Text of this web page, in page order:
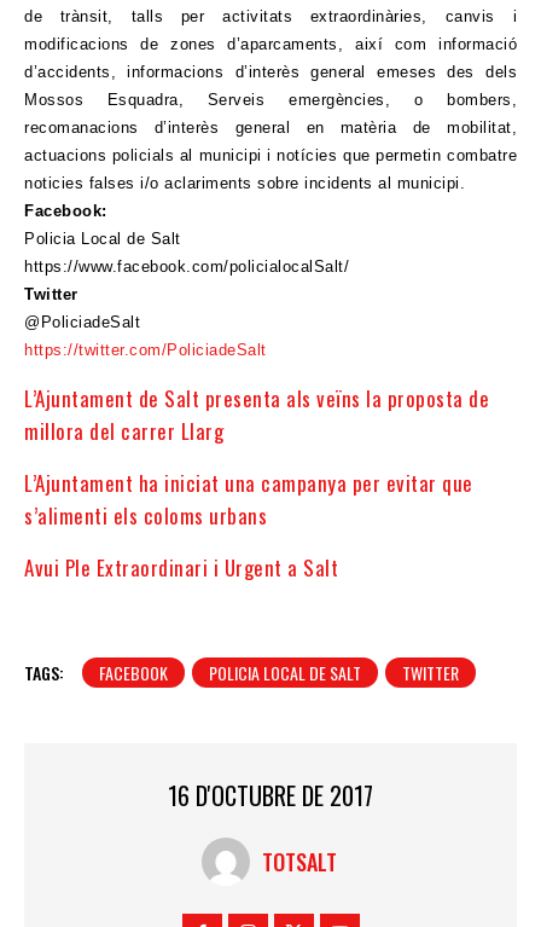
de trànsit, talls per activitats extraordinàries, canvis i
modificacions de zones d’aparcaments, així com informació
d’accidents, informacions d’interès general emeses des dels
Mossos Esquadra, Serveis emergències, o bombers,
recomanacions d’interès general en matèria de mobilitat,
actuacions policials al municipi i notícies que permetin combatre
noticies falses i/o aclariments sobre incidents al municipi.
Facebook:
Policia Local de Salt
https://www.facebook.com/policialocalSalt/
Twitter
@PoliciadeSalt
https://twitter.com/PoliciadeSalt
L’Ajuntament de Salt presenta als veïns la proposta de
millora del carrer Llarg
L’Ajuntament ha iniciat una campanya per evitar que
s’alimenti els coloms urbans
Avui Ple Extraordinari i Urgent a Salt
TAGS: FACEBOOK POLICIA LOCAL DE SALT TWITTER
16 D'OCTUBRE DE 2017
TOTSALT